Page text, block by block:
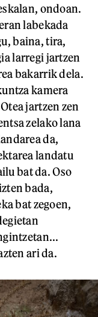
ondoan.
labekada
baina, tira,
larregi jartzen
bakarrik dela.
kamera
jartzen zen
zelako lana
da,
landatu
bat da. Oso
bada,
bat zegoen,
ari da.